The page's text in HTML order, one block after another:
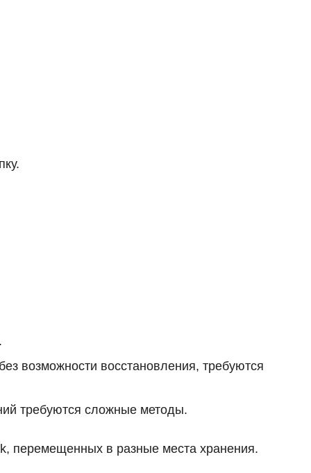
возможности восстановления, требуются
требуются сложные методы.
перемещенных в разные места хранения.